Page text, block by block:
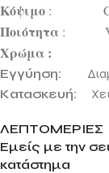
Κόψιμο :
Ποιότητα :
Χρώμα :
Εγγύηση:
Κατασκευή:
ΛΕΠΤΟΜΕΡΙΕΣ
Εμείς με την
κατάστημα